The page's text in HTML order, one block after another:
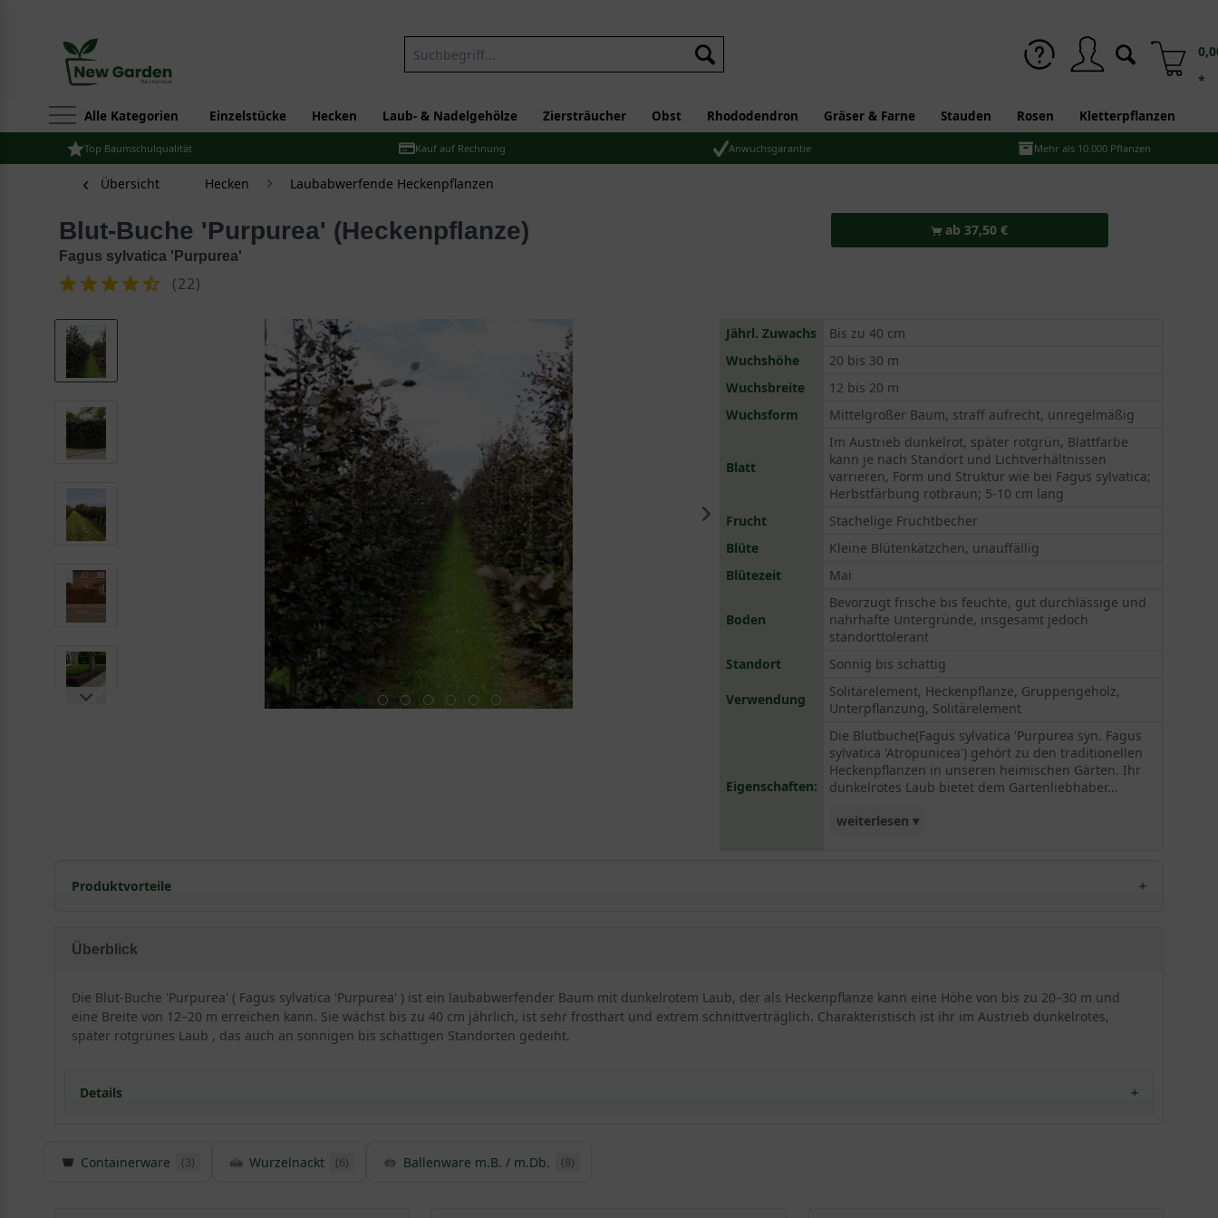
*
Alle Kategorien Einzelstücke Hecken Laub- & Nadelgehölze Ziersträucher Obst Rhododendron Gräser & Farne Stauden Rosen Kletterpflanzen
Top Baumschulqualität Kauf auf Rechnung Anwuchsgarantie Mehr als 10.000 Pflanzen
Übersicht Hecken Laubabwerfende Heckenpflanzen
Blut-Buche 'Purpurea' (Heckenpflanze)
Fagus sylvatica 'Purpurea'
(22)
ab 37,50 €
Jährl. Zuwachs
Bis zu 40 cm
Wuchshöhe
20 bis 30 m
Wuchsbreite
12 bis 20 m
Wuchsform
Mittelgroßer Baum, straff aufrecht, unregelmäßig
Blatt
Im Austrieb dunkelrot, später rotgrün, Blattfarbe
kann je nach Standort und Lichtverhältnissen
varrieren, Form und Struktur wie bei Fagus sylvatica;
Herbstfärbung rotbraun; 5-10 cm lang
Frucht
Stachelige Fruchtbecher
Blüte
Kleine Blütenkätzchen, unauffällig
Blütezeit
Mai
Boden
Bevorzugt frische bis feuchte, gut durchlässige und
nahrhafte Untergründe, insgesamt jedoch
standorttolerant
Standort
Sonnig bis schattig
Verwendung
Solitärelement, Heckenpflanze, Gruppengehölz,
Unterpflanzung, Solitärelement
Eigenschaften:
Die Blutbuche(Fagus sylvatica 'Purpurea syn. Fagus
sylvatica 'Atropunicea') gehört zu den traditionellen
Heckenpflanzen in unseren heimischen Gärten. Ihr
dunkelrotes Laub bietet dem Gartenliebhaber...
weiterlesen ▾
Formgehölz oder als Solitärelement geeignet!
Produktvorteile
schnellwüchsig
sehr standorttolerant
hohe Schattenverträglichkeit
extrem schnittverträglich
nicht immergrün
Staunässe meiden
Überblick
Die Blut-Buche 'Purpurea' ( Fagus sylvatica 'Purpurea' ) ist ein laubabwerfender Baum mit dunkelrotem Laub, der als Heckenpflanze kann eine Höhe von bis zu 20–30 m und
eine Breite von 12–20 m erreichen kann. Sie wächst bis zu 40 cm jährlich, ist sehr frosthart und extrem schnittverträglich. Charakteristisch ist ihr im Austrieb dunkelrotes,
später rotgrünes Laub , das auch an sonnigen bis schattigen Standorten gedeiht.
Details
Detaillierte Informationen Blut-Buche 'Purpurea' / Fagus sylvatica 'Purpurea'
Containerware (3) Wurzelnackt (6) Ballenware m.B. / m.Db. (8)